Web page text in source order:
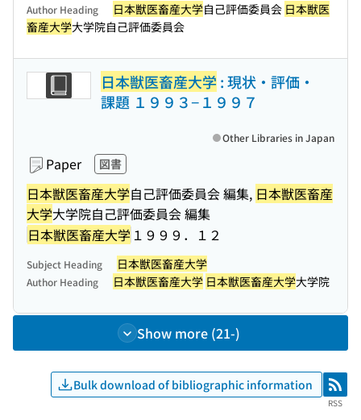
Author Heading 日本獣医畜産大学自己評価委員会 日本獣医
畜産大学大学院自己評価委員会
日本獣医畜産大学 : 現状・評価・
課題 １９９３−１９９７
Paper 図書
日本獣医畜産大学自己評価委員会 編集, 日本獣医畜産
大学大学院自己評価委員会 編集
日本獣医畜産大学 １９９９．１２
Other Libraries in Japan
Subject Heading 日本獣医畜産大学
Author Heading 日本獣医畜産大学 日本獣医畜産大学大学院
Show more (21-)
Bulk download of bibliographic information RSS
RSS